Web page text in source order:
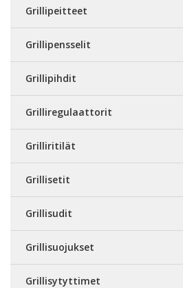
Grillipeitteet
Grillipensselit
Grillipihdit
Grilliregulaattorit
Grilliritilät
Grillisetit
Grillisudit
Grillisuojukset
Grillisytyttimet